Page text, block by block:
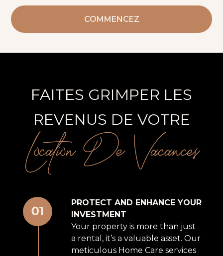
COMMENCEZ
FAITES GRIMPER LES
REVENUS DE VOTRE
Location De Vacances
PROTECT AND ENHANCE YOUR
INVESTMENT
Your property is more than just
a rental, it’s a valuable asset. Our
meticulous Home Care services